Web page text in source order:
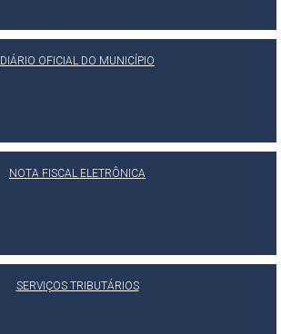
DIÁRIO OFICIAL DO MUNICÍPIO
NOTA FISCAL ELETRÔNICA
SERVIÇOS TRIBUTÁRIOS